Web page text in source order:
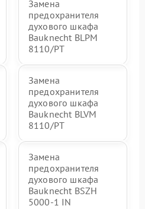
Замена
предохранителя
духового шкафа
Bauknecht BLPM
8110/PT
Замена
предохранителя
духового шкафа
Bauknecht BLVM
8110/PT
Замена
предохранителя
духового шкафа
Bauknecht BSZH
5000-1 IN